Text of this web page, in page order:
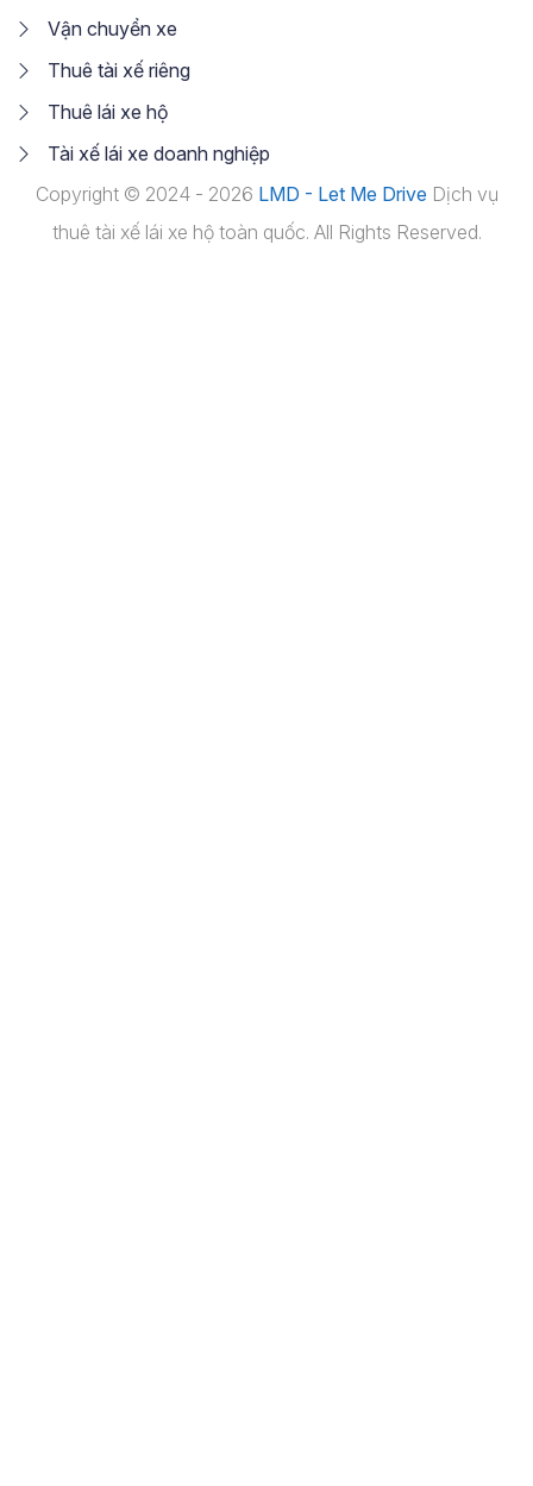
Vận chuyển xe
Thuê tài xế riêng
Thuê lái xe hộ
Tài xế lái xe doanh nghiệp
Copyright © 2024 - 2026 LMD - Let Me Drive Dịch vụ
thuê tài xế lái xe hộ toàn quốc. All Rights Reserved.